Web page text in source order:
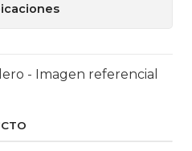
- Imagen referencial